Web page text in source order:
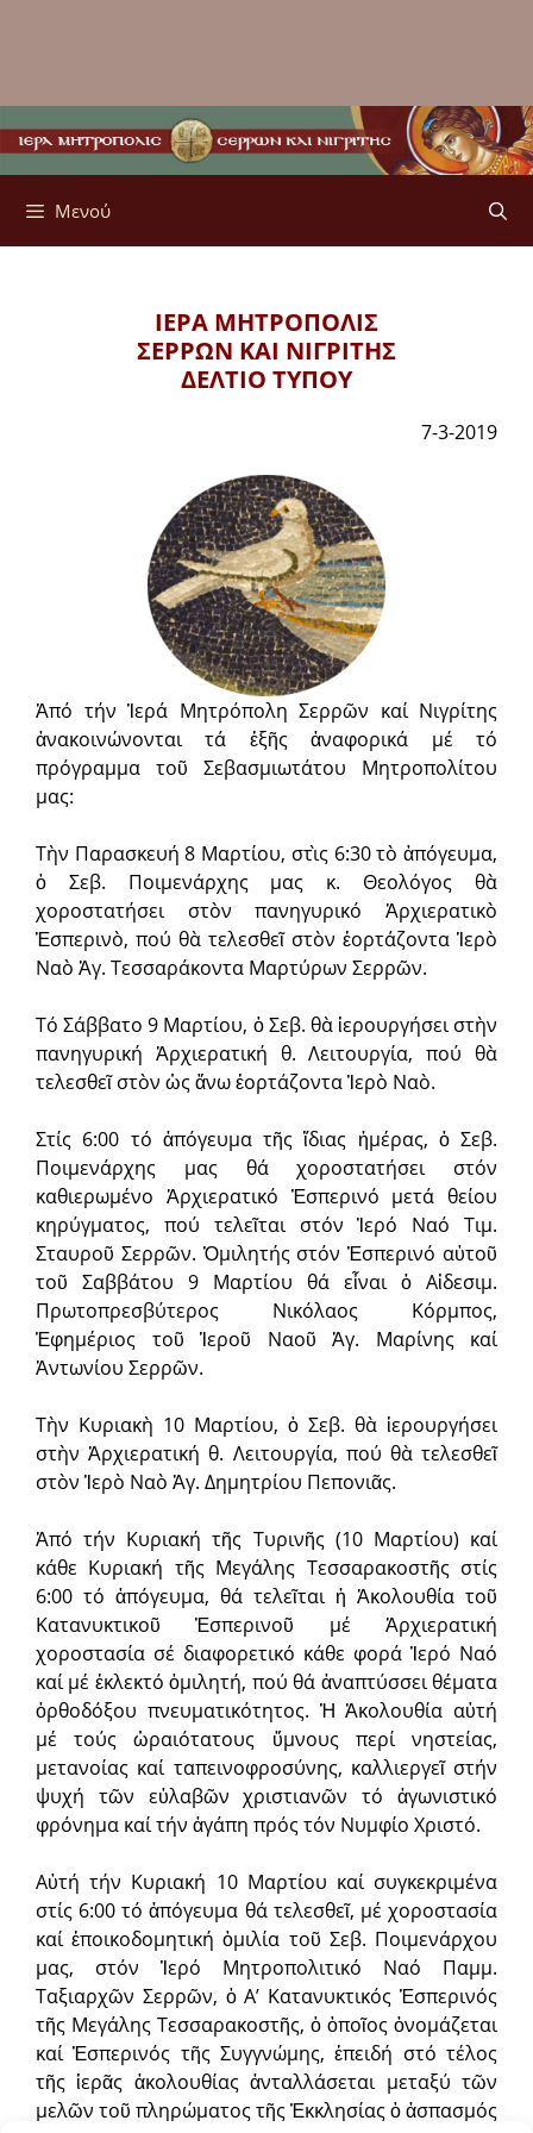
Μενού
ΙΕΡΑ ΜΗΤΡΟΠΟΛΙΣ
ΣΕΡΡΩΝ ΚΑΙ ΝΙΓΡΙΤΗΣ
ΔΕΛΤΙΟ ΤΥΠΟΥ
7-3-2019
Ἀπό τήν Ἱερά Μητρόπολη Σερρῶν καί Νιγρίτης
ἀνακοινώνονται τά ἑξῆς ἀναφορικά μέ τό
πρόγραμμα τοῦ Σεβασμιωτάτου Μητροπολίτου
μας:
Τὴν Παρασκευή 8 Μαρτίου, στὶς 6:30 τὸ ἀπόγευμα,
ὁ Σεβ. Ποιμενάρχης μας κ. Θεολόγος θὰ
χοροστατήσει στὸν πανηγυρικό Ἀρχιερατικὸ
Ἑσπερινὸ, πού θὰ τελεσθεῖ στὸν ἑορτάζοντα Ἱερὸ
Ναὸ Ἁγ. Τεσσαράκοντα Μαρτύρων Σερρῶν.
Τό Σάββατο 9 Μαρτίου, ὁ Σεβ. θὰ ἱερουργήσει στὴν
πανηγυρική Ἀρχιερατική θ. Λειτουργία, πού θὰ
τελεσθεῖ στὸν ὡς ἄνω ἑορτάζοντα Ἱερὸ Ναὸ.
Στίς 6:00 τό ἀπόγευμα τῆς ἴδιας ἡμέρας, ὁ Σεβ.
Ποιμενάρχης μας θά χοροστατήσει στόν
καθιερωμένο Ἀρχιερατικό Ἑσπερινό μετά θείου
κηρύγματος, πού τελεῖται στόν Ἱερό Ναό Τιμ.
Σταυροῦ Σερρῶν. Ὁμιλητής στόν Ἑσπερινό αὐτοῦ
τοῦ Σαββάτου 9 Μαρτίου θά εἶναι ὁ Αἰδεσιμ.
Πρωτοπρεσβύτερος Νικόλαος Κόρμπος,
Ἐφημέριος τοῦ Ἱεροῦ Ναοῦ Ἁγ. Μαρίνης καί
Ἀντωνίου Σερρῶν.
Τὴν Κυριακὴ 10 Μαρτίου, ὁ Σεβ. θὰ ἱερουργήσει
στὴν Ἀρχιερατική θ. Λειτουργία, πού θὰ τελεσθεῖ
στὸν Ἱερὸ Ναὸ Ἁγ. Δημητρίου Πεπονιᾶς.
Ἀπό τήν Κυριακή τῆς Τυρινῆς (10 Μαρτίου) καί
κάθε Κυριακή τῆς Μεγάλης Τεσσαρακοστῆς στίς
6:00 τό ἀπόγευμα, θά τελεῖται ἡ Ἀκολουθία τοῦ
Κατανυκτικοῦ Ἑσπερινοῦ μέ Ἀρχιερατική
χοροστασία σέ διαφορετικό κάθε φορά Ἱερό Ναό
καί μέ ἐκλεκτό ὁμιλητή, πού θά ἀναπτύσσει θέματα
ὀρθοδόξου πνευματικότητος. Ἡ Ἀκολουθία αὐτή
μέ τούς ὡραιότατους ὕμνους περί νηστείας,
μετανοίας καί ταπεινοφροσύνης, καλλιεργεῖ στήν
ψυχή τῶν εὐλαβῶν χριστιανῶν τό ἀγωνιστικό
φρόνημα καί τήν ἀγάπη πρός τόν Νυμφίο Χριστό.
Αὐτή τήν Κυριακή 10 Μαρτίου καί συγκεκριμένα
στίς 6:00 τό ἀπόγευμα θά τελεσθεῖ, μέ χοροστασία
καί ἐποικοδομητική ὁμιλία τοῦ Σεβ. Ποιμενάρχου
μας, στόν Ἱερό Μητροπολιτικό Ναό Παμμ.
Ταξιαρχῶν Σερρῶν, ὁ Α’ Κατανυκτικός Ἑσπερινός
τῆς Μεγάλης Τεσσαρακοστῆς, ὁ ὁποῖος ὀνομάζεται
καί Ἑσπερινός τῆς Συγγνώμης, ἐπειδή στό τέλος
τῆς ἱερᾶς ἀκολουθίας ἀνταλλάσεται μεταξύ τῶν
μελῶν τοῦ πληρώματος τῆς Ἐκκλησίας ὁ ἀσπασμός